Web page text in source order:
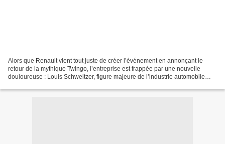
Alors que Renault vient tout juste de créer l’événement en annonçant le
retour de la mythique Twingo, l’entreprise est frappée par une nouvelle
douloureuse : Louis Schweitzer, figure majeure de l’industrie automobile